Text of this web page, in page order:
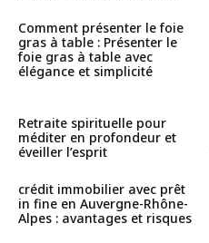
Comment présenter le foie
gras à table : Présenter le
foie gras à table avec
élégance et simplicité
Retraite spirituelle pour
méditer en profondeur et
éveiller l’esprit
crédit immobilier avec prêt
in fine en Auvergne-Rhône-
Alpes : avantages et risques